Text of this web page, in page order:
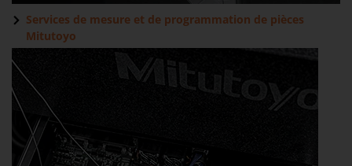
Services de mesure et de programmation de pièces
Mitutoyo